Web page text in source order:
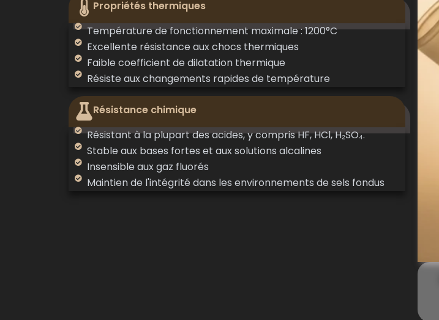
Propriétés thermiques
Température de fonctionnement maximale : 1200°C
Excellente résistance aux chocs thermiques
Faible coefficient de dilatation thermique
Résiste aux changements rapides de température
Résistance chimique
Résistant à la plupart des acides, y compris HF, HCl, H₂SO₄.
Stable aux bases fortes et aux solutions alcalines
Insensible aux gaz fluorés
Maintien de l'intégrité dans les environnements de sels fondus